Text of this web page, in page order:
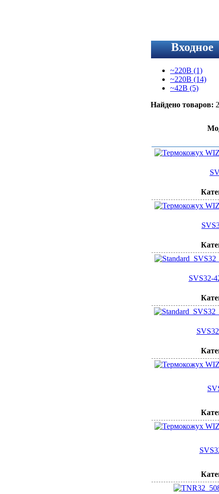
Входное
~220В (1)
~220В (14)
~42В (5)
Найдено товаров:
SVS32-